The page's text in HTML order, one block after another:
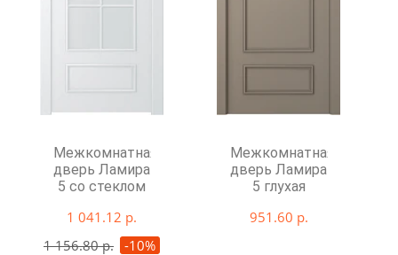
Межкомнатная
дверь Ламира
5 со стеклом
1 041.12 р.
1 156.80 р. -10%
Межкомнатная
дверь Ламира
5 глухая
951.60 р.